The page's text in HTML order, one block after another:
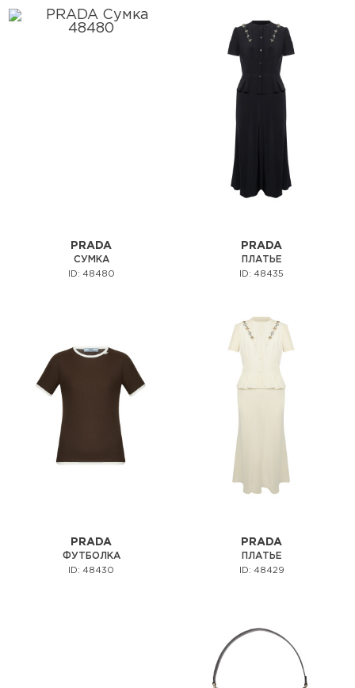
PRADA
СУМКА
ID: 48480
PRADA
ПЛАТЬЕ
ID: 48435
PRADA
ФУТБОЛКА
ID: 48430
PRADA
ПЛАТЬЕ
ID: 48429